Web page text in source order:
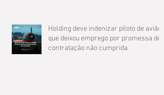
Holding deve indenizar piloto de avião
que deixou emprego por promessa de
contratação não cumprida